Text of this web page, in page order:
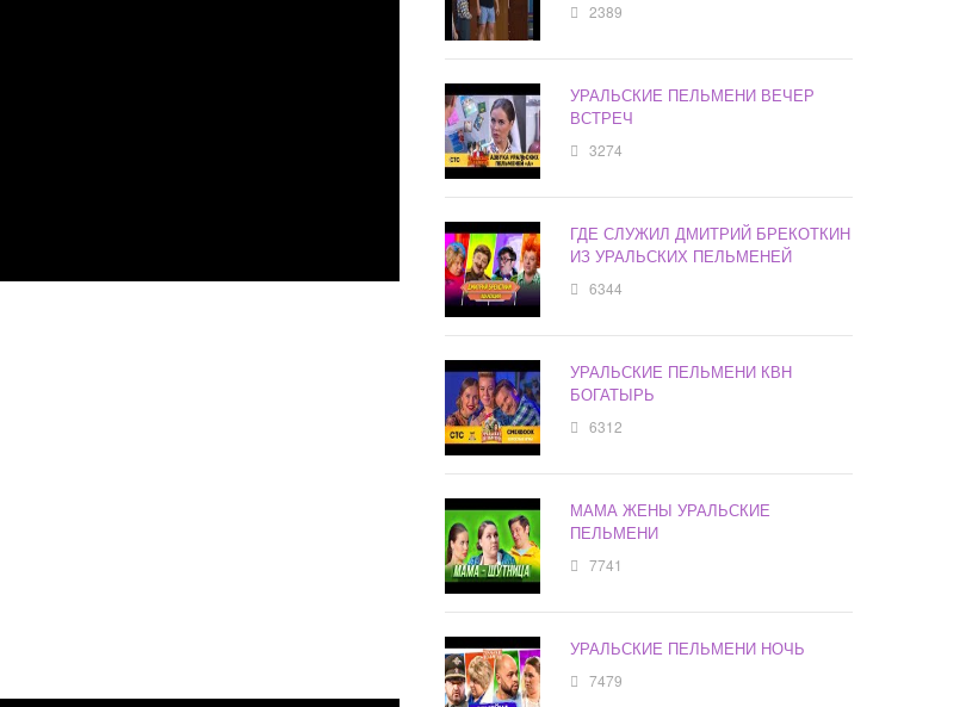
2389
УРАЛЬСКИЕ ПЕЛЬМЕНИ ВЕЧЕР
ВСТРЕЧ
3274
ГДЕ СЛУЖИЛ ДМИТРИЙ БРЕКОТКИН
ИЗ УРАЛЬСКИХ ПЕЛЬМЕНЕЙ
6344
УРАЛЬСКИЕ ПЕЛЬМЕНИ КВН
БОГАТЫРЬ
6312
МАМА ЖЕНЫ УРАЛЬСКИЕ
ПЕЛЬМЕНИ
7741
УРАЛЬСКИЕ ПЕЛЬМЕНИ НОЧЬ
7479